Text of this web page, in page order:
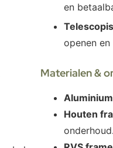
en
openen
Materialen &
Houten
onderhoud.